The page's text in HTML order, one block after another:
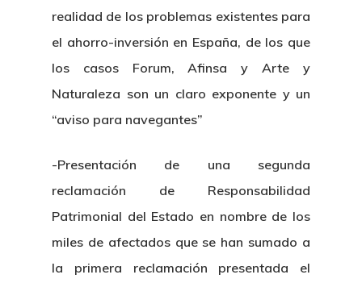
realidad de los problemas existentes para
el ahorro-inversión en España, de los que
los casos Forum, Afinsa y Arte y
Naturaleza son un claro exponente y un
“aviso para navegantes”
-Presentación de una segunda
reclamación de Responsabilidad
Patrimonial del Estado en nombre de los
miles de afectados que se han sumado a
la primera reclamación presentada el
Noticias
Sentencias
Revista
Colabora
¿Quiénes